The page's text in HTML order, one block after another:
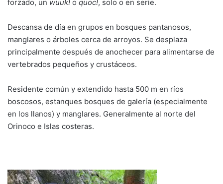
forzado, un wuuk! o quoc!, solo o en serie.
Descansa de día en grupos en bosques pantanosos,
manglares o árboles cerca de arroyos. Se desplaza
principalmente después de anochecer para alimentarse de
vertebrados pequeños y crustáceos.
Residente común y extendido hasta 500 m en ríos
boscosos, estanques bosques de galería (especialmente
en los llanos) y manglares. Generalmente al norte del
Orinoco e Islas costeras.